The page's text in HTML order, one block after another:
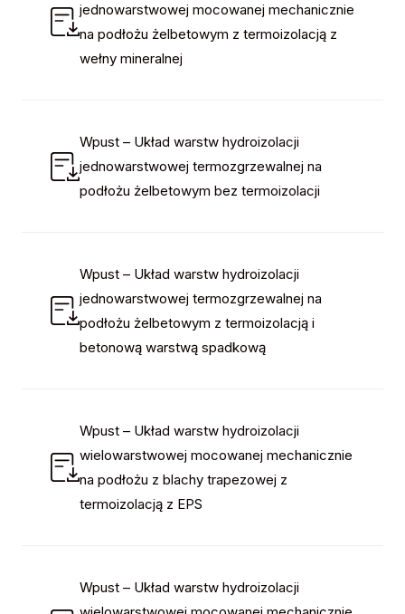
jednowarstwowej mocowanej mechanicznie
na podłożu żelbetowym z termoizolacją z
wełny mineralnej
Wpust – Układ warstw hydroizolacji
jednowarstwowej termozgrzewalnej na
podłożu żelbetowym bez termoizolacji
Wpust – Układ warstw hydroizolacji
jednowarstwowej termozgrzewalnej na
podłożu żelbetowym z termoizolacją i
betonową warstwą spadkową
Wpust – Układ warstw hydroizolacji
wielowarstwowej mocowanej mechanicznie
na podłożu z blachy trapezowej z
termoizolacją z EPS
Wpust – Układ warstw hydroizolacji